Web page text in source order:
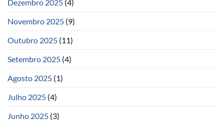
Dezembro 2025 (4)
Novembro 2025 (9)
Outubro 2025 (11)
Setembro 2025 (4)
Agosto 2025 (1)
Julho 2025 (4)
Junho 2025 (3)